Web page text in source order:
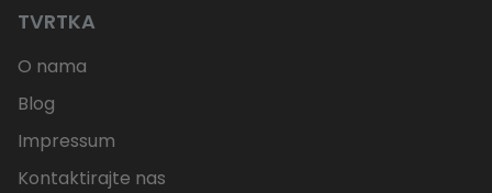
TVRTKA
O nama
Blog
Impressum
Kontaktirajte nas